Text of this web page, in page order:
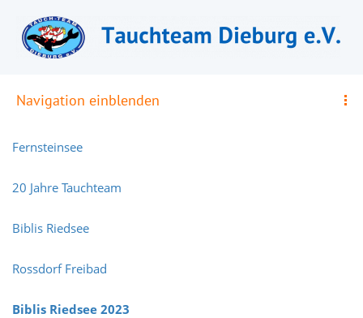
Navigation einblenden
Fernsteinsee
20 Jahre Tauchteam
Biblis Riedsee
Rossdorf Freibad
Biblis Riedsee 2023